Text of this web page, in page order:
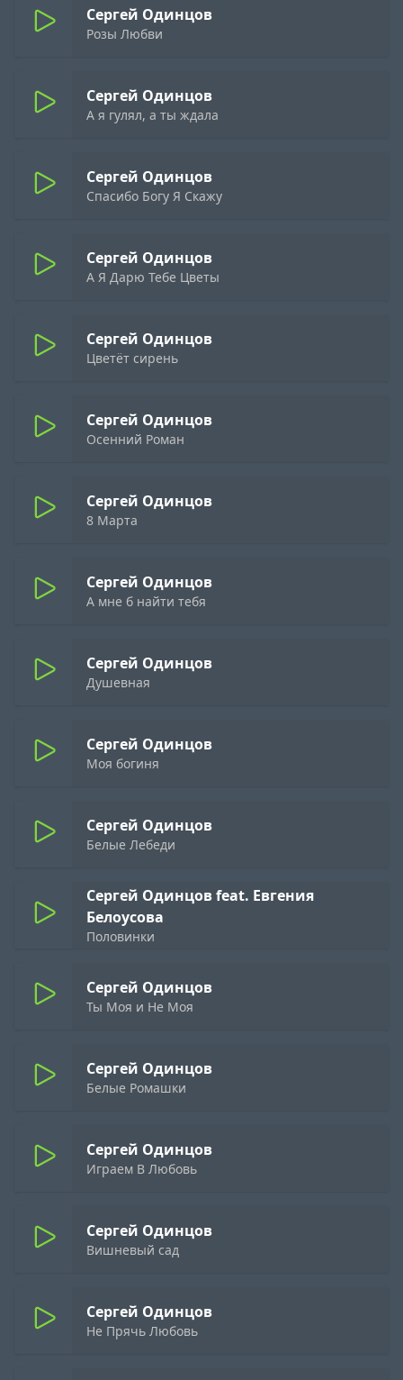
Сергей Одинцов
Розы Любви
Сергей Одинцов
А я гулял, а ты ждала
Сергей Одинцов
Спасибо Богу Я Скажу
Сергей Одинцов
А Я Дарю Тебе Цветы
Сергей Одинцов
Цветёт сирень
Сергей Одинцов
Осенний Роман
Сергей Одинцов
8 Марта
Сергей Одинцов
А мне б найти тебя
Сергей Одинцов
Душевная
Сергей Одинцов
Моя богиня
Сергей Одинцов
Белые Лебеди
Сергей Одинцов feat. Евгения
Белоусова
Половинки
Сергей Одинцов
Ты Моя и Не Моя
Сергей Одинцов
Белые Ромашки
Сергей Одинцов
Играем В Любовь
Сергей Одинцов
Вишневый сад
Сергей Одинцов
Не Прячь Любовь